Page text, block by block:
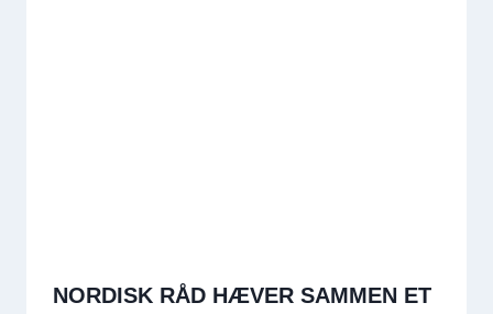
NORDISK RÅD HÆVER SAMMEN ET